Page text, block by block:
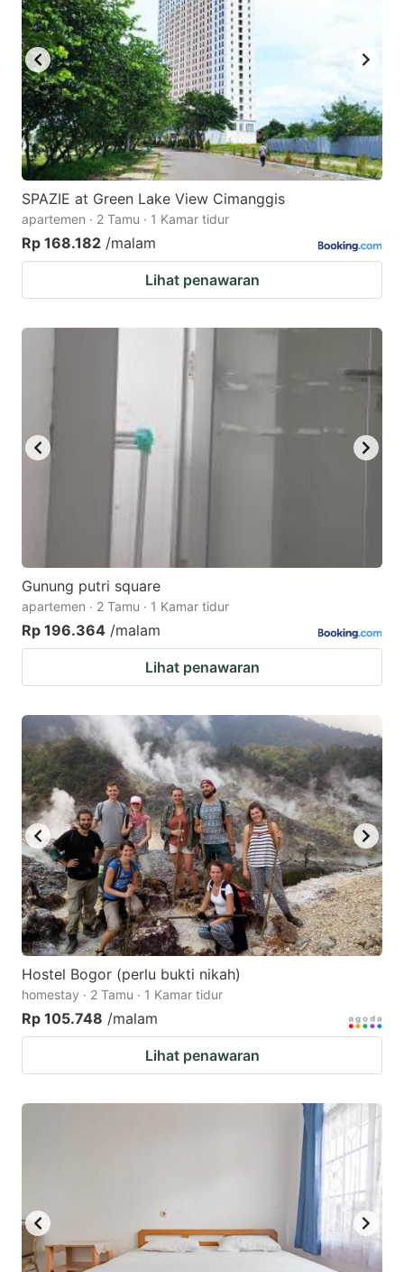
SPAZIE at Green Lake View Cimanggis
apartemen · 2 Tamu · 1 Kamar tidur
Rp 168.182 /malam
Lihat penawaran
Gunung putri square
apartemen · 2 Tamu · 1 Kamar tidur
Rp 196.364 /malam
Lihat penawaran
Hostel Bogor (perlu bukti nikah)
homestay · 2 Tamu · 1 Kamar tidur
Rp 105.748 /malam
Lihat penawaran